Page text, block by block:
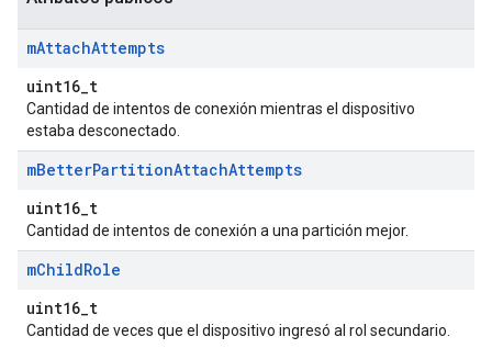
mAttachAttempts
uint16_t
Cantidad de intentos de conexión mientras el dispositivo
estaba desconectado.
mBetterPartitionAttachAttempts
uint16_t
Cantidad de intentos de conexión a una partición mejor.
mChildRole
uint16_t
Cantidad de veces que el dispositivo ingresó al rol secundario.